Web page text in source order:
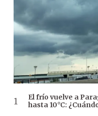
El frío vuelve a
hasta 10°C: